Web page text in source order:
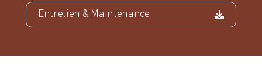
Entretien & Maintenance